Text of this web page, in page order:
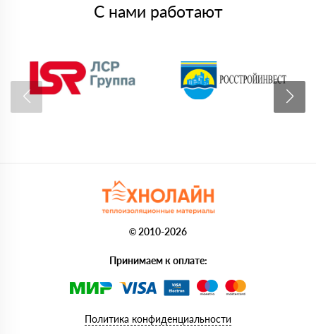
С нами работают
© 2010-2026
Принимаем к оплате:
Политика конфиденциальности